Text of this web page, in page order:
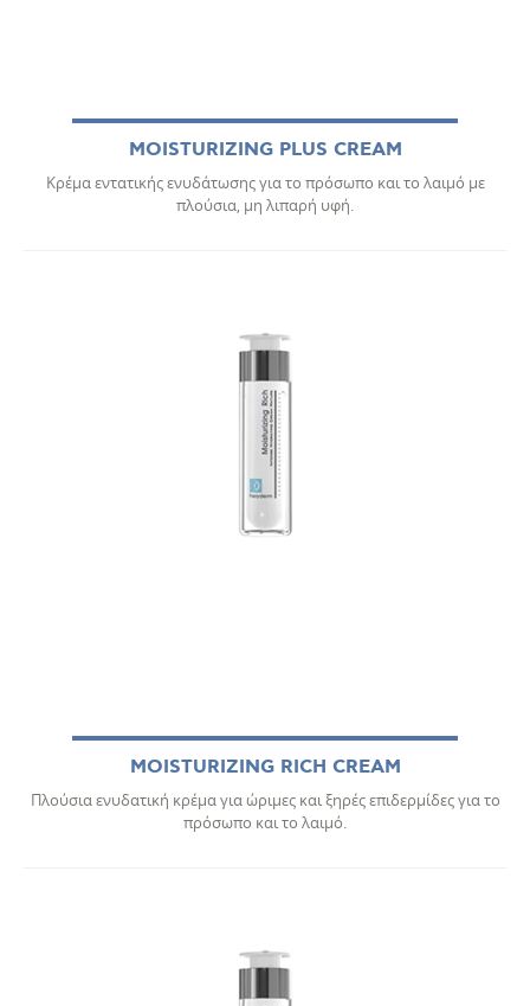
MOISTURIZING PLUS CREAM
Κρέμα εντατικής ενυδάτωσης για το πρόσωπο και το λαιμό με
πλούσια, μη λιπαρή υφή.
MOISTURIZING RICH CREAM
Πλούσια ενυδατική κρέμα για ώριμες και ξηρές επιδερμίδες για το
πρόσωπο και το λαιμό.